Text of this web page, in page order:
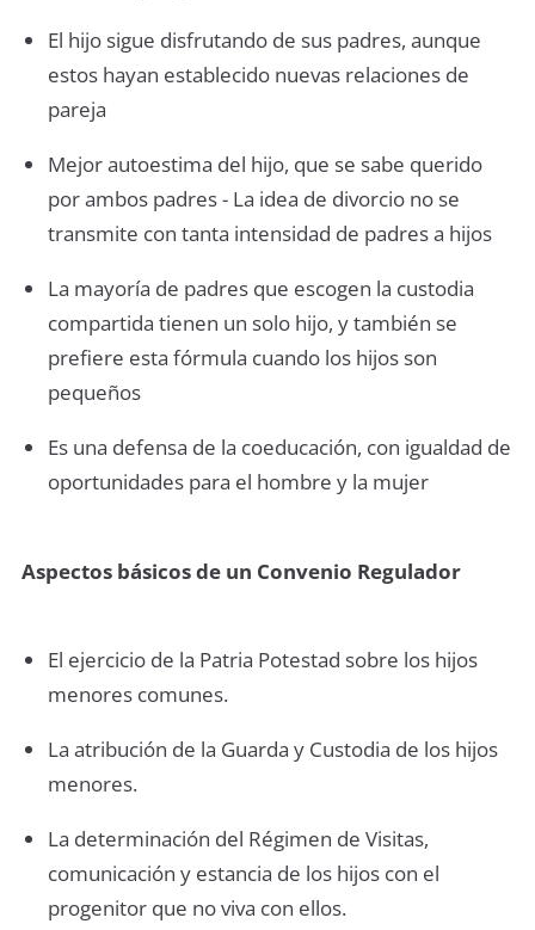
El hijo sigue disfrutando de sus padres, aunque
estos hayan establecido nuevas relaciones de
pareja
Mejor autoestima del hijo, que se sabe querido
por ambos padres - La idea de divorcio no se
transmite con tanta intensidad de padres a hijos
La mayoría de padres que escogen la custodia
compartida tienen un solo hijo, y también se
prefiere esta fórmula cuando los hijos son
pequeños
Es una defensa de la coeducación, con igualdad de
oportunidades para el hombre y la mujer
Aspectos básicos de un Convenio Regulador
El ejercicio de la Patria Potestad sobre los hijos
menores comunes.
La atribución de la Guarda y Custodia de los hijos
menores.
La determinación del Régimen de Visitas,
comunicación y estancia de los hijos con el
progenitor que no viva con ellos.